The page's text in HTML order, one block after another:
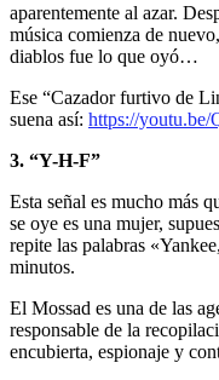
aparentemente al azar.
música comienza de
diablos fue lo que oyó…
Ese “Cazador furtivo de
suena así: https://
3. “Y-H-F”
Esta señal es mucho más
se oye es una mujer,
repite las palabras
minutos.
El Mossad es una de las
responsable de la
encubierta, espionaje y